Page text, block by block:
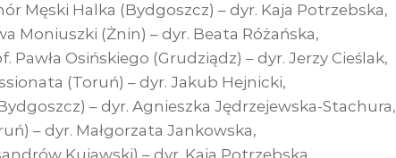
Męski Halka (Bydgoszcz) – dyr. Kaja Potrzebska,
Moniuszki (Żnin) – dyr. Beata Różańska,
Pawła Osińskiego (Grudziądz) – dyr. Jerzy Cieślak,
(Toruń) – dyr. Jakub Hejnicki,
– dyr. Agnieszka Jędrzejewska-Stachura,
– dyr. Małgorzata Jankowska,
Kujawski) – dyr. Kaja Potrzebska,